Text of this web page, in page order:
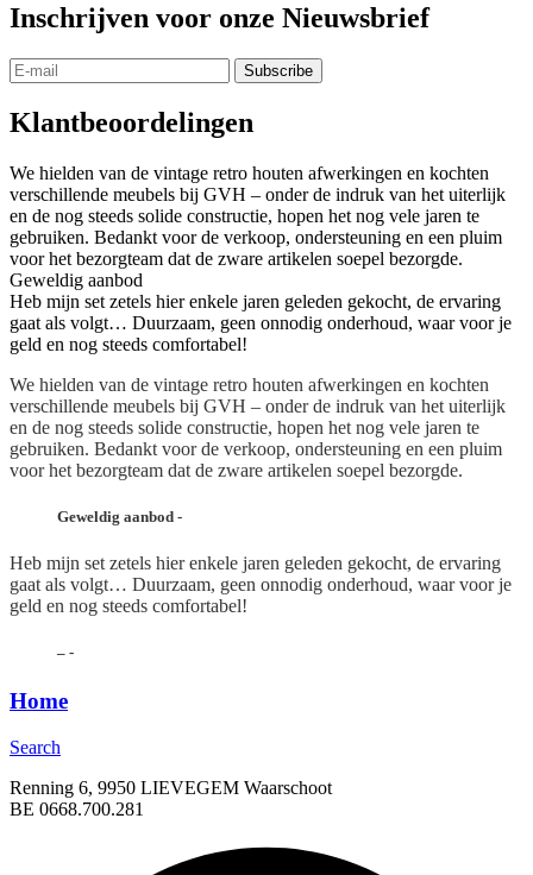
Inschrijven voor onze Nieuwsbrief
Klantbeoordelingen
We hielden van de vintage retro houten afwerkingen en kochten
verschillende meubels bij GVH – onder de indruk van het uiterlijk
en de nog steeds solide constructie, hopen het nog vele jaren te
gebruiken. Bedankt voor de verkoop, ondersteuning en een pluim
voor het bezorgteam dat de zware artikelen soepel bezorgde.
Geweldig aanbod
Heb mijn set zetels hier enkele jaren geleden gekocht, de ervaring
gaat als volgt… Duurzaam, geen onnodig onderhoud, waar voor je
geld en nog steeds comfortabel!
We hielden van de vintage retro houten afwerkingen en kochten
verschillende meubels bij GVH – onder de indruk van het uiterlijk
en de nog steeds solide constructie, hopen het nog vele jaren te
gebruiken. Bedankt voor de verkoop, ondersteuning en een pluim
voor het bezorgteam dat de zware artikelen soepel bezorgde.
Geweldig aanbod -
Heb mijn set zetels hier enkele jaren geleden gekocht, de ervaring
gaat als volgt… Duurzaam, geen onnodig onderhoud, waar voor je
geld en nog steeds comfortabel!
– -
Home
Search
Renning 6, 9950 LIEVEGEM Waarschoot
BE 0668.700.281